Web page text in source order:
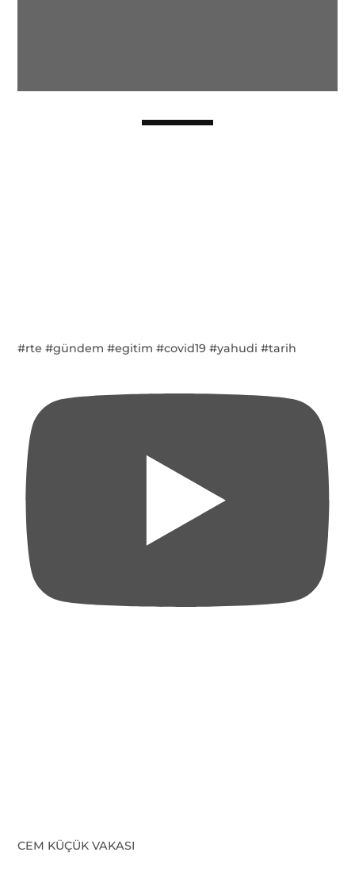
#rte #gündem #egitim #covid19 #yahudi #tarih
CEM KÜÇÜK VAKASI